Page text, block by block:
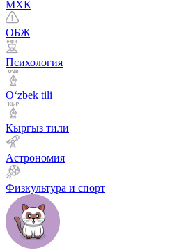
МХК
ОБЖ
Психология
Оʻzbek tili
Кыргыз тили
Астрономия
Физкультура и спорт